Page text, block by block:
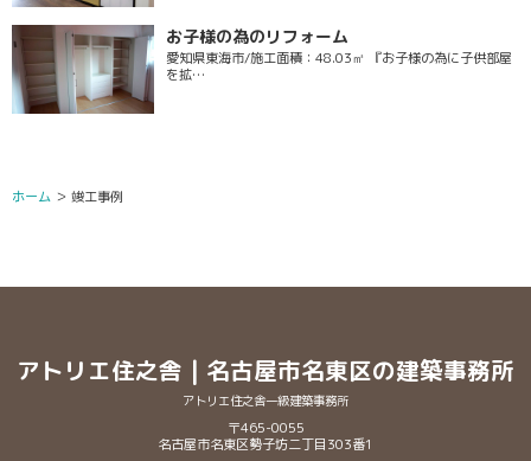
お子様の為のリフォーム
愛知県東海市/施工面積：48.03㎡ 『お子様の為に子供部屋
を拡…
ホーム ＞ 竣工事例
アトリエ住之舎 | 名古屋市名東区の建築事務所
アトリエ住之舎一級建築事務所
〒465-0055
名古屋市名東区勢子坊二丁目303番1